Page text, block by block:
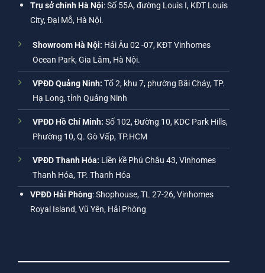
Trụ sở chính Hà Nội: Số 55A, đường Louis I, KĐT Louis
City, Đại Mỗ, Hà Nội.
Showroom Hà Nội: Hải Âu 02 -07, KĐT Vinhomes
Ocean Park, Gia Lâm, Hà Nội.
VPĐD Quảng Ninh: Tổ 2, khu 7, phường Bãi Cháy, TP.
Hạ Long, tỉnh Quảng Ninh
VPĐD Hồ Chí Minh: Số 102, Đường 10, KDC Park Hills,
Phường 10, Q. Gò Vấp, TP.HCM
VPĐD Thanh Hóa: Liền kề Phú Châu 43, Vinhomes
Thanh Hóa, TP. Thanh Hóa
VPĐD Hải Phòng: Shophouse, TL 27-26, Vinhomes
Royal Island, Vũ Yên, Hải Phòng